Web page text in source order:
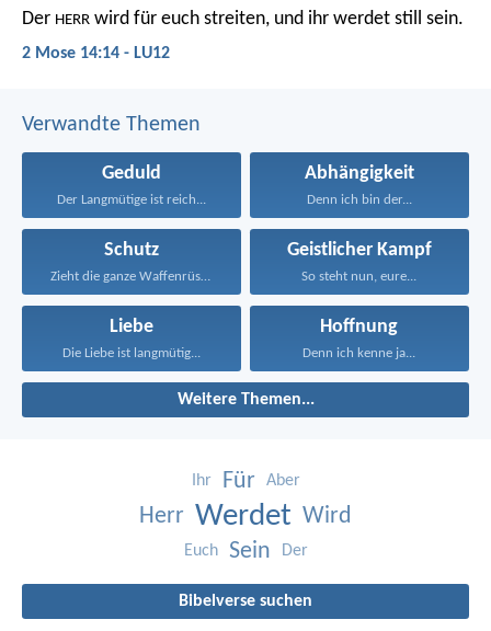
Der HERR wird für euch streiten, und ihr werdet still sein.
2 Mose 14:14 - LU12
Verwandte Themen
Geduld
Der Langmütige ist reich...
Abhängigkeit
Denn ich bin der...
Schutz
Zieht die ganze Waffenrüstung...
Geistlicher Kampf
So steht nun, eure...
Liebe
Die Liebe ist langmütig...
Hoffnung
Denn ich kenne ja...
Weitere Themen...
Ihr Für Aber
Herr Werdet Wird
Euch Sein Der
Bibelverse suchen